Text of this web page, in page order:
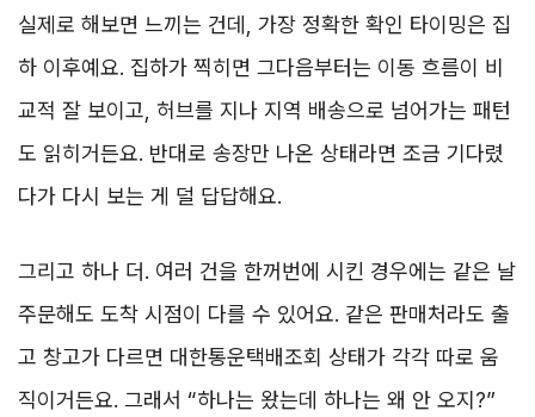
실제로 해보면 느끼는 건데, 가장 정확한 확인 타이밍은 집
하 이후예요. 집하가 찍히면 그다음부터는 이동 흐름이 비
교적 잘 보이고, 허브를 지나 지역 배송으로 넘어가는 패턴
도 읽히거든요. 반대로 송장만 나온 상태라면 조금 기다렸
다가 다시 보는 게 덜 답답해요.
그리고 하나 더. 여러 건을 한꺼번에 시킨 경우에는 같은 날
주문해도 도착 시점이 다를 수 있어요. 같은 판매처라도 출
고 창고가 다르면 대한통운택배조회 상태가 각각 따로 움
직이거든요. 그래서 “하나는 왔는데 하나는 왜 안 오지?”